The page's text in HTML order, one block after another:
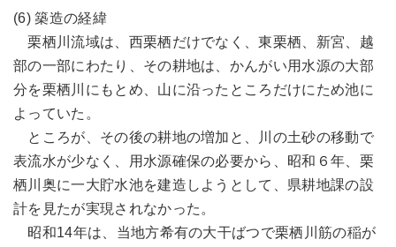
(6) 築造の経緯
栗栖川流域は、西栗栖だけでなく、東栗栖、新宮、越
部の一部にわたり、その耕地は、かんがい用水源の大部
分を栗栖川にもとめ、山に沿ったところだけにため池に
よっていた。
ところが、その後の耕地の増加と、川の土砂の移動で
表流水が少なく、用水源確保の必要から、昭和６年、栗
栖川奥に一大貯水池を建造しようとして、県耕地課の設
計を見たが実現されなかった。
昭和14年は、当地方希有の大干ばつで栗栖川筋の稲が